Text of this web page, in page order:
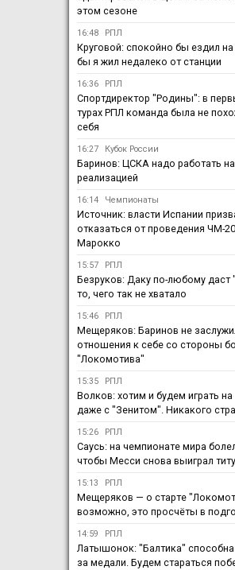
этом сезоне
16:48 РПЛ
Круговой: спокойно бы ездил
бы я жил недалеко от станции
16:36 РПЛ
Спортдиректор "Родины": в
турах РПЛ команда была не
себя
16:27 Кубок России
Баринов: ЦСКА надо работать
реализацией
16:14 Чемпионаты
Источник: власти Испании
отказаться от проведения ЧМ-
Марокко
15:57 РПЛ
Безруков: Даку по-любому даст
то, чего так не хватало
15:46 РПЛ
Мещеряков: Баринов не
отношения к себе со стороны
"Локомотива"
15:35 РПЛ
Волков: хотим и будем играть
даже с "Зенитом". Никакого
15:26 РПЛ
Саусь: на чемпионате мира
чтобы Месси снова выиграл
15:13 РПЛ
Мещеряков — о старте
возможно, это просчёты в
14:59 РПЛ
Латышонок: "Балтика" способна
за медали. Будем стараться